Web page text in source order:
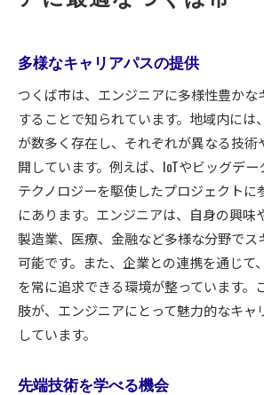
多様なキャリアパスの提供
つくば市は、エンジニアに多様性豊か
することで知られています。地域内には
が数多く存在し、それぞれが異なる技
開しています。例えば、IoTやビッグデ
テクノロジーを駆使したプロジェクトに
にあります。エンジニアは、自身の興味
製造業、医療、金融など多様な分野でス
可能です。また、企業との連携を通じて
を常に追求できる環境が整っています。
肢が、エンジニアにとって魅力的なキャ
しています。
先端技術を学べる機会